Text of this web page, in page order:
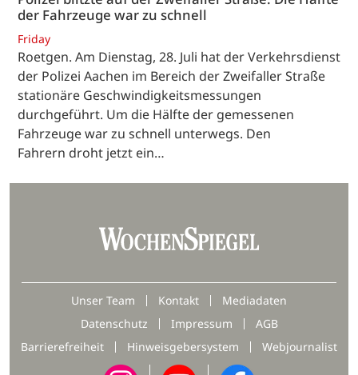
der Fahrzeuge war zu schnell
Friday
Roetgen. Am Dienstag, 28. Juli hat der Verkehrsdienst
der Polizei Aachen im Bereich der Zweifaller Straße
stationäre Geschwindigkeitsmessungen
durchgeführt. Um die Hälfte der gemessenen
Fahrzeuge war zu schnell unterwegs. Den
Fahrern droht jetzt ein…
Unser Team Kontakt
Mediadaten
Datenschutz
Impressum
AGB
Barrierefreiheit
Hinweisgebersystem Webjournalist